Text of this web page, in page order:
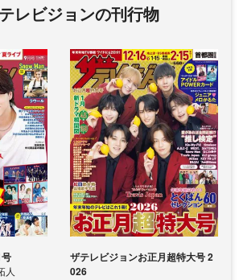
レビジョンの刊行物
人
ザテレビジョンお正月超特大号 2
026